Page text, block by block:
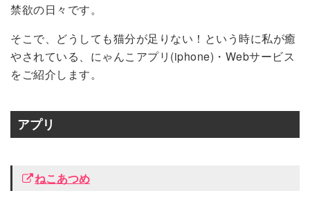
禁欲の日々です。
そこで、どうしても猫分が足りない！という時に私が癒
やされている、にゃんこアプリ(iphone)・Webサービス
をご紹介します。
アプリ
ねこあつめ